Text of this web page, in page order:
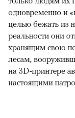
одновременно и
целью бежать из
реальности они
хранящим свою
лесам,
на 3D-принтере
настоящими